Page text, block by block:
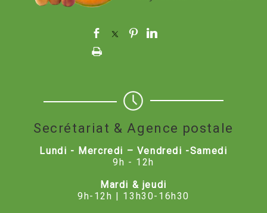
Secrétariat & Agence postale
Lundi - Mercredi – Vendredi -Samedi
9h - 12h
Mardi & jeudi
9h-12h | 13h30-16h30